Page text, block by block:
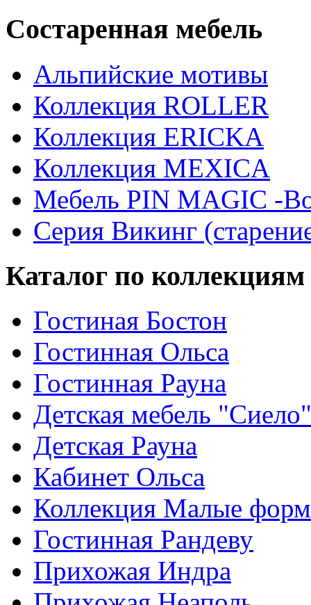
Состаренная мебель
Альпийские мотивы
Коллекция ROLLER
Коллекция ERICKA
Коллекция MEXICA
Мебель PIN MAGIС -
Серия Викинг
Каталог по коллекциям
Гостиная Бостон
Гостинная Ольса
Гостинная Рауна
Детская мебель "Сиело"
Детская Рауна
Кабинет Ольса
Коллекция Малые
Гостинная Рандеву
Прихожая Индра